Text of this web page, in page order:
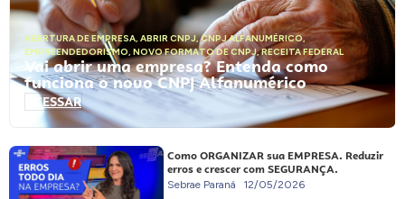
ABERTURA DE EMPRESA, ABRIR CNPJ,CNPJ ALFANUMÉRICO,
EMPREENDEDORISMO, NOVO FORMATO DE CNPJ,RECEITA FEDERAL
Vai abrir uma empresa? Entenda como
funciona o novo CNPJ Alfanumérico
ACESSAR
Como ORGANIZAR sua EMPRESA. Reduzir
erros e crescer com SEGURANÇA.
Sebrae Paraná 12/05/2026